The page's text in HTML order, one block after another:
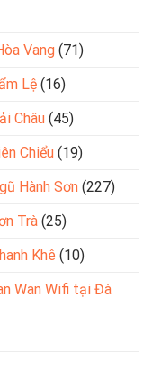
Vang (71)
Lệ (16)
Châu (45)
Chiểu (19)
Hành Sơn (227)
Trà (25)
Khê (10)
Wan Wifi tại Đà